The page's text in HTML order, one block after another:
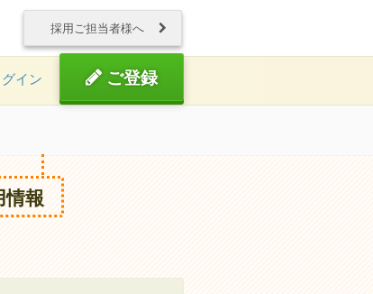
採用ご担当者様へ
イン ご登録
情報